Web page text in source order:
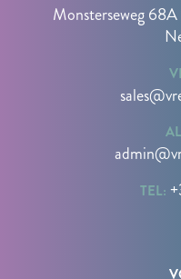
Monsterseweg 68A
TEL: